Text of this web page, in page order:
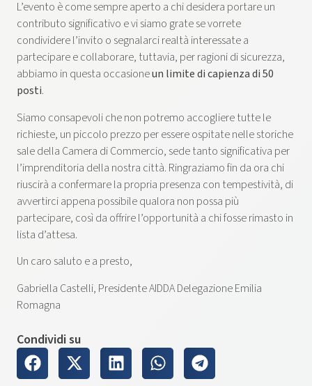
L’evento è come sempre aperto a chi desidera portare un
contributo significativo e vi siamo grate se vorrete
condividere l’invito o segnalarci realtà interessate a
partecipare e collaborare, tuttavia, per ragioni di sicurezza,
abbiamo in questa occasioneun limite di capienza di50
posti.
Siamo consapevoli che non potremo accogliere tutte le
richieste, un piccolo prezzo per essere ospitate nelle storiche
sale della Camera di Commercio, sede tanto significativa per
l’imprenditoria della nostra città. Ringraziamo fin da ora chi
riuscirà a confermare la propria presenza con tempestività, di
avvertirci appena possibile qualora non possa più
partecipare, così da offrire l’opportunità a chi fosse rimasto in
lista d’attesa.
Un caro saluto e a presto,
Gabriella Castelli, Presidente AIDDA Delegazione Emilia
Romagna
Condividi su